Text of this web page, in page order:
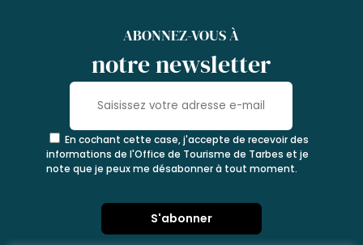
ABONNEZ-VOUS À
notre newsletter
En cochant cette case, j'accepte de recevoir des
informations de l'Office de Tourisme de Tarbes et je
note que je peux me désabonner à tout moment.